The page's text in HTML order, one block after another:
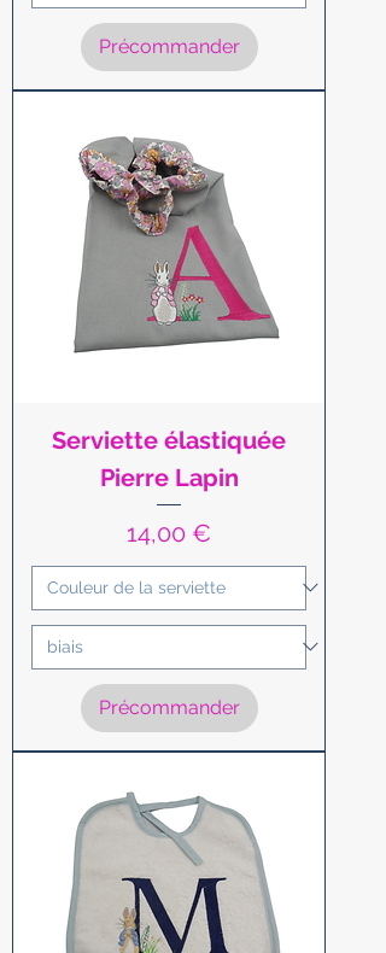
Précommander
Serviette élastiquée
Pierre Lapin
Prix
14,00 €
Précommander